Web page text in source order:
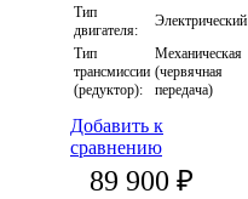
Тип
двигателя:
Электрический
Тип
трансмиссии
(редуктор):
Механическая
(червячная
передача)
Добавить к
сравнению
89 900 ₽